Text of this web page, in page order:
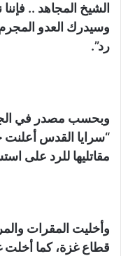
الشيخ المجاهد ..
وسيدرك العدو
رد”.
وبحسب مصدر في
“سرايا القدس
مقاتليها للرد على
وأخليت المقرات
قطاع غزة، كما أخلت